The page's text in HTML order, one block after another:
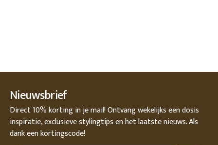
Nieuwsbrief
Direct 10% korting in je mail! Ontvang wekelijks een dosis
inspiratie, exclusieve stylingtips en het laatste nieuws. Als
dank een kortingscode!